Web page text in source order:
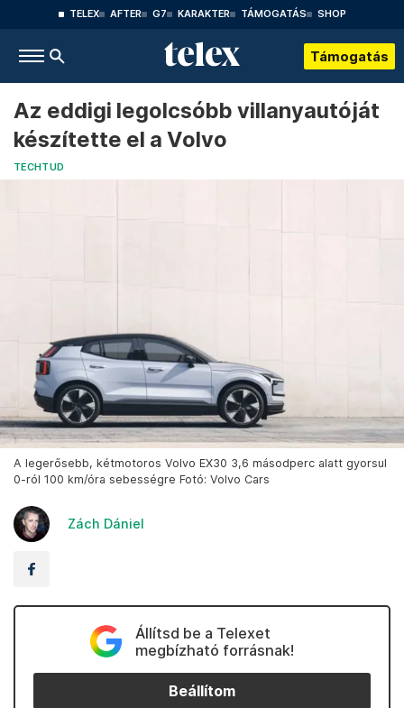
TELEX AFTER G7 KARAKTER TÁMOGATÁS SHOP
Támogatás
Az eddigi legolcsóbb villanyautóját
készítette el a Volvo
TECHTUD
A legerősebb, kétmotoros Volvo EX30 3,6 másodperc alatt gyorsul
0-ról 100 km/óra sebességre Fotó: Volvo Cars
Zách Dániel
Állítsd be a Telexet
megbízható forrásnak!
Beállítom